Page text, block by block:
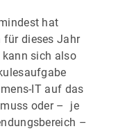
hat
dieses Jahr
sich also
IT auf das
oder – je
–